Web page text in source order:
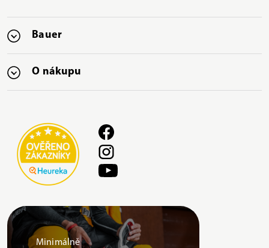
Bauer
O nákupu
Minimálně